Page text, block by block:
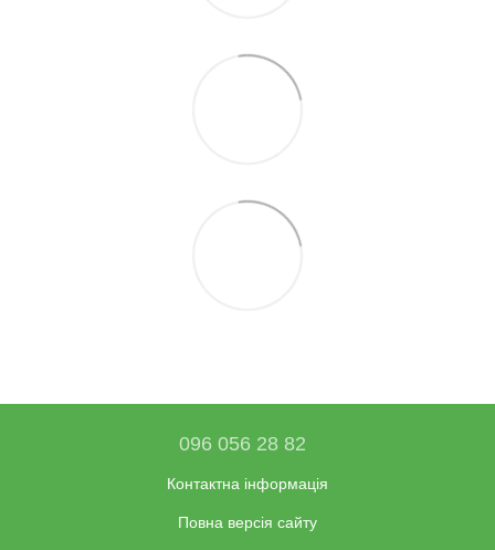
096 056 28 82
Контактна інформація
Повна версія сайту